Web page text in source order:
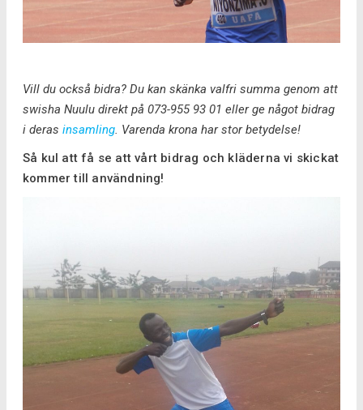
Vill du också bidra? Du kan skänka valfri summa genom att
swisha Nuulu direkt på 073-955 93 01 eller ge något bidrag
i deras insamling. Varenda krona har stor betydelse!
Så kul att få se att vårt bidrag och kläderna vi skickat
kommer till användning!